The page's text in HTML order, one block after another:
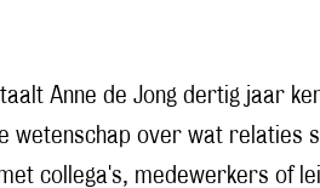
Anne de Jong dertig jaar
wetenschap over wat relaties
collega's, medewerkers of